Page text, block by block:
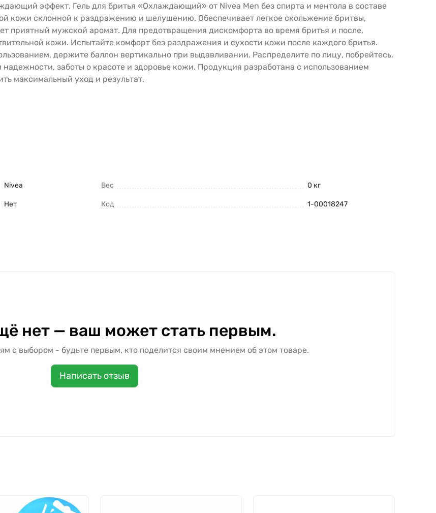
эффект. Гель для бритья «Охлаждающий» от Nivea Men без спирта и ментола в составе
кожи склонной к раздражению и шелушению. Обеспечивает легкое скольжение бритвы,
приятный мужской аромат. Для предотвращения дискомфорта во время бритья и после,
кожи. Испытайте комфорт без раздражения и сухости кожи после каждого бритья.
держите баллон вертикально при выдавливании. Распределите по лицу, побрейтесь.
заботы о красоте и здоровье кожи. Продукция разработана с использованием
максимальный уход и результат.
Nivea
Нет
Вес 0 кг
Код 1-00018247
нет — ваш может стать первым.
с выбором - будьте первым, кто поделится своим мнением об этом товаре.
Написать отзыв